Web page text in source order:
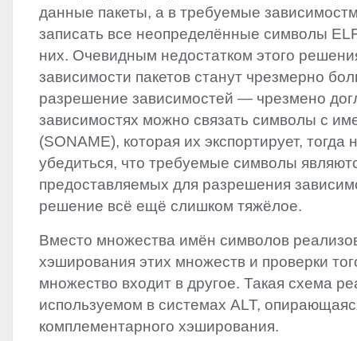
данные пакеты, а в требуемые
записать все неопределённые символы
них. Очевидным недостатком этого
зависимости пакетов станут чрезмерно
разрешение зависимостей — чрезмено
зависимостях можно связать символы с
(SONAME), которая их экспортирует, тогда
убедиться, что требуемые символы
предоставляемых для разрешения
решение всё ещё слишком тяжёлое.
Вместо множества имён символов
хэширования этих множеств и проверки
множество входит в другое. Такая схема
используемом в системах ALT,
комплементарного хэширования.